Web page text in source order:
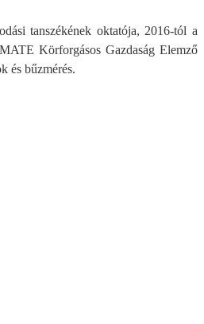
tanszékének oktatója, 2016-tól a
Körforgásos Gazdaság Elemző
és bűzmérés.